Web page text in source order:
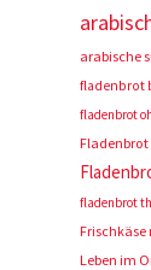
arabische
fladenbrot
fladenbrot
Fladenbrot
fladenbrot
Leben im